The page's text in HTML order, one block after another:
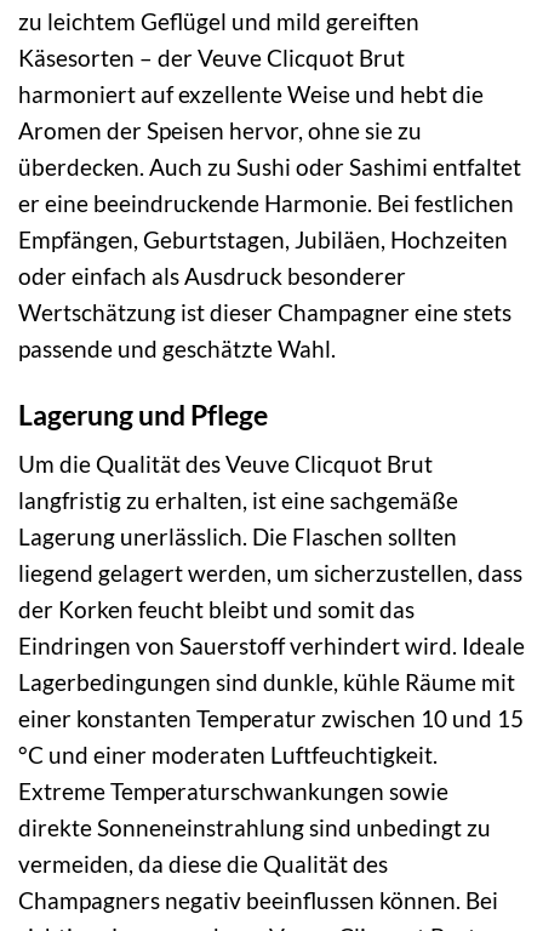
zu leichtem Geflügel und mild gereiften
Käsesorten – der Veuve Clicquot Brut
harmoniert auf exzellente Weise und hebt die
Aromen der Speisen hervor, ohne sie zu
überdecken. Auch zu Sushi oder Sashimi entfaltet
er eine beeindruckende Harmonie. Bei festlichen
Empfängen, Geburtstagen, Jubiläen, Hochzeiten
oder einfach als Ausdruck besonderer
Wertschätzung ist dieser Champagner eine stets
passende und geschätzte Wahl.
Lagerung und Pflege
Um die Qualität des Veuve Clicquot Brut
langfristig zu erhalten, ist eine sachgemäße
Lagerung unerlässlich. Die Flaschen sollten
liegend gelagert werden, um sicherzustellen, dass
der Korken feucht bleibt und somit das
Eindringen von Sauerstoff verhindert wird. Ideale
Lagerbedingungen sind dunkle, kühle Räume mit
einer konstanten Temperatur zwischen 10 und 15
°C und einer moderaten Luftfeuchtigkeit.
Extreme Temperaturschwankungen sowie
direkte Sonneneinstrahlung sind unbedingt zu
vermeiden, da diese die Qualität des
Champagners negativ beeinflussen können. Bei